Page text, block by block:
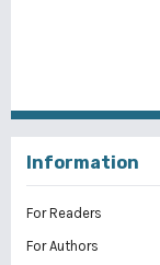
Information
For Readers
For Authors